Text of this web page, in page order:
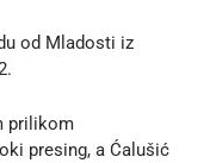
od Mladosti iz
prilikom
presing, a Ćalušić